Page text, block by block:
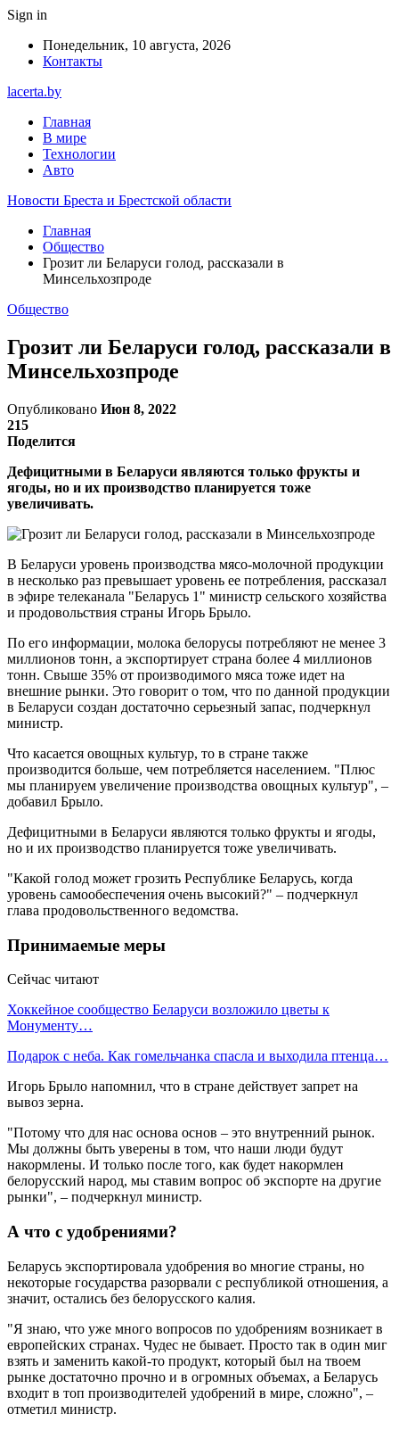
Sign in
Понедельник, 10 августа, 2026
Контакты
lacerta.by
Главная
В мире
Технологии
Авто
Новости Бреста и Брестской области
Главная
Общество
Грозит ли Беларуси голод, рассказали в
Минсельхозпроде
Общество
Грозит ли Беларуси голод, рассказали в
Минсельхозпроде
Опубликовано Июн 8, 2022
215
Поделится
Дефицитными в Беларуси являются только фрукты и
ягоды, но и их производство планируется тоже
увеличивать.
В Беларуси уровень производства мясо-молочной продукции
в несколько раз превышает уровень ее потребления, рассказал
в эфире телеканала "Беларусь 1" министр сельского хозяйства
и продовольствия страны Игорь Брыло.
По его информации, молока белорусы потребляют не менее 3
миллионов тонн, а экспортирует страна более 4 миллионов
тонн. Свыше 35% от производимого мяса тоже идет на
внешние рынки. Это говорит о том, что по данной продукции
в Беларуси создан достаточно серьезный запас, подчеркнул
министр.
Что касается овощных культур, то в стране также
производится больше, чем потребляется населением. "Плюс
мы планируем увеличение производства овощных культур", –
добавил Брыло.
Дефицитными в Беларуси являются только фрукты и ягоды,
но и их производство планируется тоже увеличивать.
"Какой голод может грозить Республике Беларусь, когда
уровень самообеспечения очень высокий?" – подчеркнул
глава продовольственного ведомства.
Принимаемые меры
Сейчас читают
Хоккейное сообщество Беларуси возложило цветы к
Монументу…
Подарок с неба. Как гомельчанка спасла и выходила птенца…
Игорь Брыло напомнил, что в стране действует запрет на
вывоз зерна.
"Потому что для нас основа основ – это внутренний рынок.
Мы должны быть уверены в том, что наши люди будут
накормлены. И только после того, как будет накормлен
белорусский народ, мы ставим вопрос об экспорте на другие
рынки", – подчеркнул министр.
А что с удобрениями?
Беларусь экспортировала удобрения во многие страны, но
некоторые государства разорвали с республикой отношения, а
значит, остались без белорусского калия.
"Я знаю, что уже много вопросов по удобрениям возникает в
европейских странах. Чудес не бывает. Просто так в один миг
взять и заменить какой-то продукт, который был на твоем
рынке достаточно прочно и в огромных объемах, а Беларусь
входит в топ производителей удобрений в мире, сложно", –
отметил министр.